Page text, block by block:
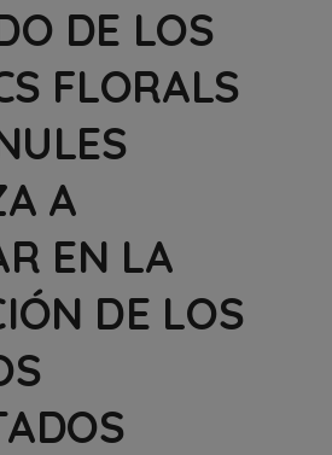
DE LOS
FLORALS
A
EN LA
DE LOS